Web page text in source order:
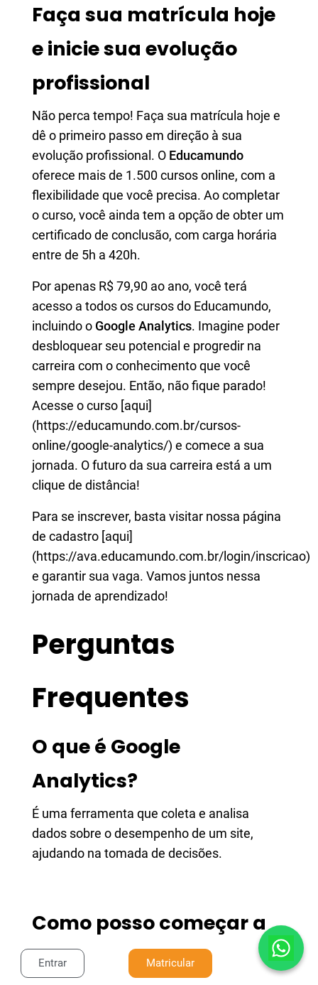
Faça sua matrícula hoje
e inicie sua evolução
profissional
Não perca tempo! Faça sua matrícula hoje e
dê o primeiro passo em direção à sua
evolução profissional. O Educamundo
oferece mais de 1.500 cursos online, com a
flexibilidade que você precisa. Ao completar
o curso, você ainda tem a opção de obter um
certificado de conclusão, com carga horária
entre de 5h a 420h.
Por apenas R$ 79,90 ao ano, você terá
acesso a todos os cursos do Educamundo,
incluindo o Google Analytics. Imagine poder
desbloquear seu potencial e progredir na
carreira com o conhecimento que você
sempre desejou. Então, não fique parado!
Acesse o curso [aqui]
(https://educamundo.com.br/cursos-
online/google-analytics/) e comece a sua
jornada. O futuro da sua carreira está a um
clique de distância!
Para se inscrever, basta visitar nossa página
de cadastro [aqui]
(https://ava.educamundo.com.br/login/inscricao)
e garantir sua vaga. Vamos juntos nessa
jornada de aprendizado!
Perguntas
Frequentes
O que é Google
Analytics?
É uma ferramenta que coleta e analisa
dados sobre o desempenho de um site,
ajudando na tomada de decisões.
Como posso começar a
usar o Google Analytics?
Entrar Matricular